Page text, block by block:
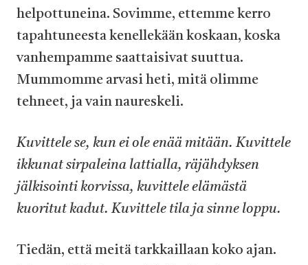
helpottuneina. Sovimme, ettemme kerro
tapahtuneesta kenellekään koskaan, koska
vanhempamme saattaisivat suuttua.
Mummomme arvasi heti, mitä olimme
tehneet, ja vain naureskeli.
Kuvittele se, kun ei ole enää mitään. Kuvittele
ikkunat sirpaleina lattialla, räjähdyksen
jälkisointi korvissa, kuvittele elämästä
kuoritut kadut. Kuvittele tila ja sinne loppu.
Tiedän, että meitä tarkkaillaan koko ajan.